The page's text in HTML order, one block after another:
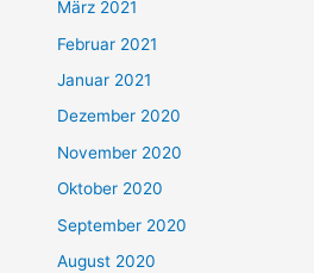
März 2021
Februar 2021
Januar 2021
Dezember 2020
November 2020
Oktober 2020
September 2020
August 2020